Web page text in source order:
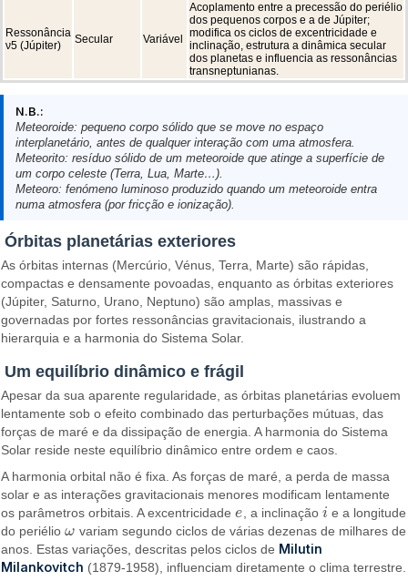
Ressonância
ν5 (Júpiter)
Secular Variável
Acoplamento entre a precessão do periélio
dos pequenos corpos e a de Júpiter;
modifica os ciclos de excentricidade e
inclinação, estrutura a dinâmica secular
dos planetas e influencia as ressonâncias
transneptunianas.
N.B.:
Meteoroide: pequeno corpo sólido que se move no espaço
interplanetário, antes de qualquer interação com uma atmosfera.
Meteorito: resíduo sólido de um meteoroide que atinge a superfície de
um corpo celeste (Terra, Lua, Marte…).
Meteoro: fenómeno luminoso produzido quando um meteoroide entra
numa atmosfera (por fricção e ionização).
Órbitas planetárias exteriores
As órbitas internas (Mercúrio, Vénus, Terra, Marte) são rápidas,
compactas e densamente povoadas, enquanto as órbitas exteriores
(Júpiter, Saturno, Urano, Neptuno) são amplas, massivas e
governadas por fortes ressonâncias gravitacionais, ilustrando a
hierarquia e a harmonia do Sistema Solar.
Um equilíbrio dinâmico e frágil
Apesar da sua aparente regularidade, as órbitas planetárias evoluem
lentamente sob o efeito combinado das perturbações mútuas, das
forças de maré e da dissipação de energia. A harmonia do Sistema
Solar reside neste equilíbrio dinâmico entre ordem e caos.
A harmonia orbital não é fixa. As forças de maré, a perda de massa
solar e as interações gravitacionais menores modificam lentamente
os parâmetros orbitais. A excentricidadee
e , a inclinação i
i e a longitude
do periélioω
ω variam segundo ciclos de várias dezenas de milhares de
anos. Estas variações, descritas pelos ciclos de Milutin
Milankovitch (1879-1958), influenciam diretamente o clima terrestre.